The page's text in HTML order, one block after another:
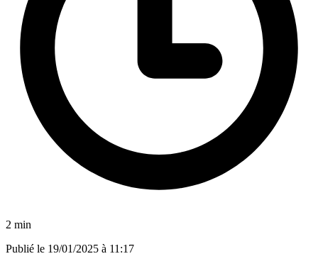
2 min
Publié le 19/01/2025 à 11:17